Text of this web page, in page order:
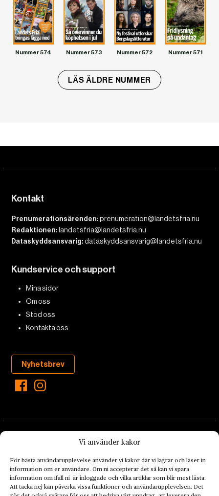
Vi använder kakor
För bästa användarupplevelse använder vi kakor där vi lagrar och läser in
information om er användare. Om ni accepterar det så kan vi spara
information om ifall ni är inloggade och vilka artiklar som blir mest lästa.
Att tacka nej kan påverka vissa funktioner och användarupplevelsen. Det
Nummer 574 Nummer 573 Nummer 572 Nummer 571
LÄS ÄLDRE NUMMER
Kontakt
Prenumerationsärenden:prenumeration@landetsfria.nu
Redaktionen: landetsfria@landetsfria.nu
Dataskyddsansvarig:dataskyddsansvarig@landetsfria.nu
Kundservice och support
Mina sidor
Om oss
Stöd oss
Kontakta oss
Nyhetsbrev
Landets Fria Tidning är en nyhetstidning med bred bevakning av
det viktigaste som händer lokalt och globalt och med fokus på